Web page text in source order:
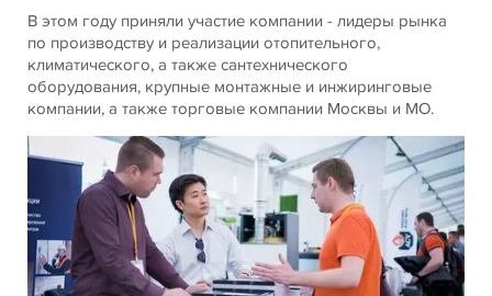
В этом году приняли участие компании - лидеры рынка
по производству и реализации отопительного,
климатического, а также сантехнического
оборудования, крупные монтажные и инжиринговые
компании, а также торговые компании Москвы и МО.